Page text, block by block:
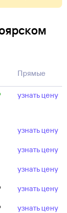
Прямые
узнать цену
узнать цену
узнать цену
узнать цену
узнать цену
узнать цену